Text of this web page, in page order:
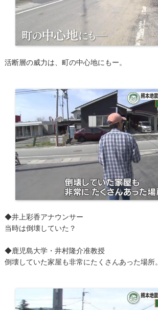
活断層の威力は、町の中心地にもー。
◆井上彩香アナウンサー
当時は倒壊していた？
◆鹿児島大学・井村隆介准教授
倒壊していた家屋も非常にたくさんあった場所。